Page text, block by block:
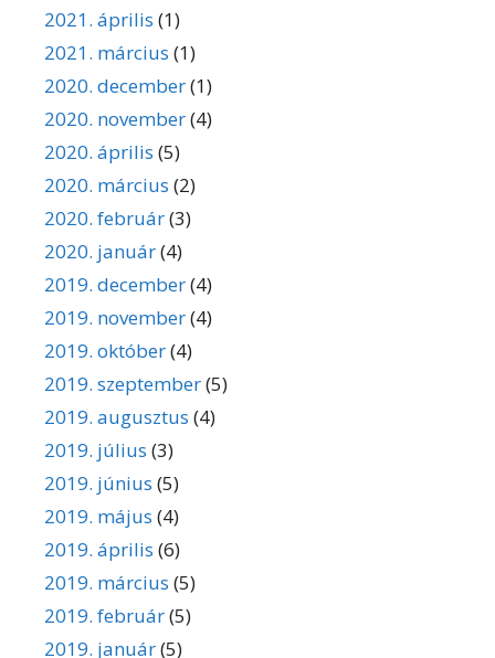
2021. április (1)
2021. március (1)
2020. december(1)
2020. november(4)
2020. április (5)
2020. március (2)
2020. február(3)
2020. január(4)
2019. december(4)
2019. november(4)
2019. október(4)
2019. szeptember(5)
2019. augusztus (4)
2019. július (3)
2019. június (5)
2019. május (4)
2019. április (6)
2019. március (5)
2019. február(5)
2019. január(5)